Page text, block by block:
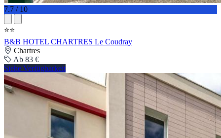
7.7 / 10
⭐⭐
B&B HOTEL CHARTRES Le Coudray
Chartres
Ab 83 €
Siehe Verfügbarkeit